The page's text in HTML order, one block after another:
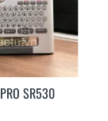
SR530